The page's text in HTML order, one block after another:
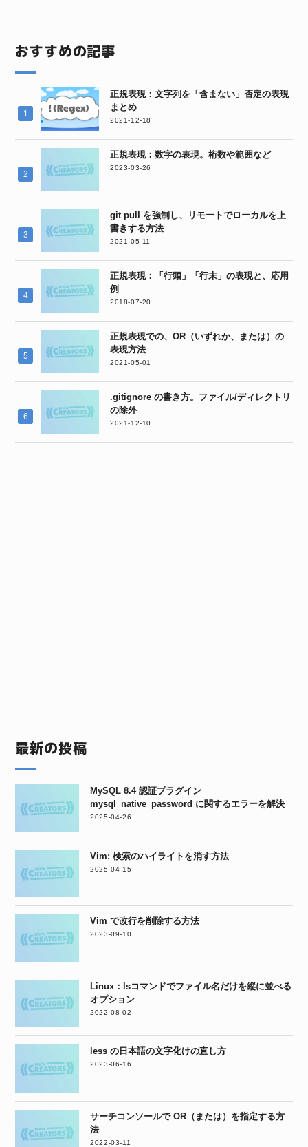
おすすめの記事
正規表現：文字列を「含まない」否定の表現
まとめ
2021-12-18
正規表現：数字の表現。桁数や範囲など
2023-03-26
git pull を強制し、リモートでローカルを上
書きする方法
2021-05-11
正規表現：「行頭」「行末」の表現と、応用
例
2018-07-20
正規表現での、OR（いずれか、または）の
表現方法
2021-05-01
.gitignore の書き方。ファイル/ディレクトリ
の除外
2021-12-10
最新の投稿
MySQL 8.4 認証プラグイン
mysql_native_password に関するエラーを解決
2025-04-26
Vim: 検索のハイライトを消す方法
2025-04-15
Vim で改行を削除する方法
2023-09-10
Linux：lsコマンドでファイル名だけを縦に並べる
オプション
2022-08-02
less の日本語の文字化けの直し方
2023-06-16
サーチコンソールで OR（または）を指定する方
法
2022-03-11